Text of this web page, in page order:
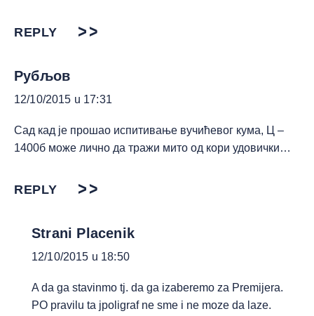
REPLY
Рубљов
12/10/2015 u 17:31
Сад кад је прошао испитивање вучићевог кума, Ц –
1400б може лично да тражи мито од кори удовички…
REPLY
Strani Placenik
12/10/2015 u 18:50
A da ga stavinmo tj. da ga izaberemo za Premijera.
PO pravilu ta jpoligraf ne sme i ne moze da laze.